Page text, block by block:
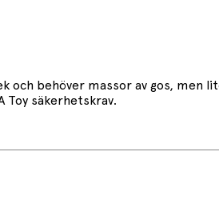
och behöver massor av gos, men
Toy säkerhetskrav.